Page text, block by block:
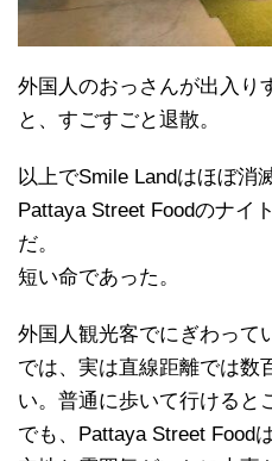
外国人のおっさんが出入り
と、すごすごと退散。
以上でSmile Landはほぼ消
Pattaya Street Foodのナイ
だ。
短い命であった。
外国人観光客でにぎわって
では、実は直線距離では数
い。普通に歩いて行けると
でも、Pattaya Street Food